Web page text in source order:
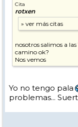
Cita
rotxen
nosotros salimos a
camino ok?
Nos vemos
Yo no tengo pala
problemas...